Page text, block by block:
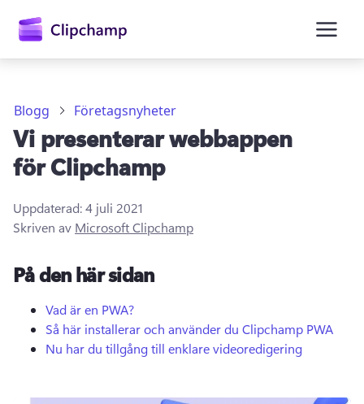
huvudinnehåll
Logga in
Blogg Företagsnyheter
Vi presenterar webbappen
för Clipchamp
Uppdaterad:4 juli 2021
Skriven av Microsoft Clipchamp
På den här sidan
Vad är en PWA?
Så här installerar och använder du Clipchamp PWA
Nu har du tillgång till enklare videoredigering